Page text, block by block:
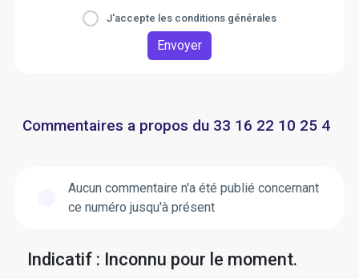
J'accepte les conditions générales
Envoyer
Commentaires a propos du 33 16 22 10 25 4
Aucun commentaire n'a été publié concernant
ce numéro jusqu'à présent
Indicatif : Inconnu pour le moment.